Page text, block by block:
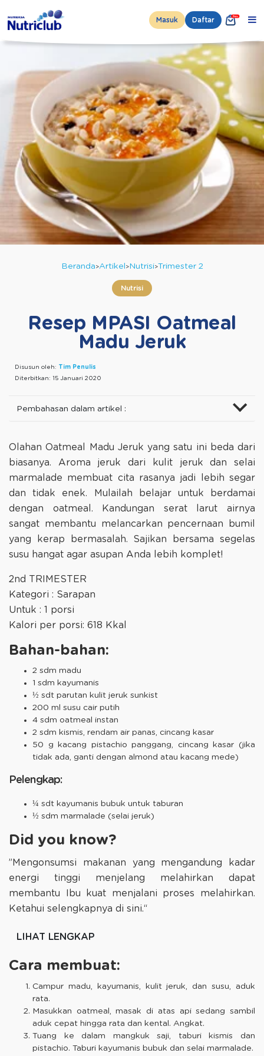
Masuk Daftar
Beranda Artikel Nutrisi Trimester 2
Nutrisi
Resep MPASI Oatmeal
Madu Jeruk
Disusun oleh: Tim Penulis
Diterbitkan: 15 Januari 2020
Pembahasan dalam artikel :
Olahan Oatmeal Madu Jeruk yang satu ini beda dari
biasanya. Aroma jeruk dari kulit jeruk dan selai
marmalade membuat cita rasanya jadi lebih segar
dan tidak enek. Mulailah belajar untuk berdamai
dengan oatmeal. Kandungan serat larut airnya
sangat membantu melancarkan pencernaan bumil
yang kerap bermasalah. Sajikan bersama segelas
susu hangat agar asupan Anda lebih komplet!
2nd TRIMESTER
Kategori : Sarapan
Untuk : 1 porsi
Kalori per porsi: 618 Kkal
Bahan-bahan:
2 sdm madu
1 sdm kayumanis
½ sdt parutan kulit jeruk sunkist
200 ml susu cair putih
4 sdm oatmeal instan
2 sdm kismis, rendam air panas, cincang kasar
50 g kacang pistachio panggang, cincang kasar (jika
tidak ada, ganti dengan almond atau kacang mede)
Pelengkap:
¼ sdt kayumanis bubuk untuk taburan
½ sdm marmalade (selai jeruk)
Did you know?
”Mengonsumsi makanan yang mengandung kadar
energi tinggi menjelang melahirkan dapat
membantu Ibu kuat menjalani proses melahirkan.
Ketahui selengkapnya di sini.“
LIHAT LENGKAP
Cara membuat:
Campur madu, kayumanis, kulit jeruk, dan susu, aduk
rata.
Masukkan oatmeal, masak di atas api sedang sambil
aduk cepat hingga rata dan kental. Angkat.
Tuang ke dalam mangkuk saji, taburi kismis dan
pistachio. Taburi kayumanis bubuk dan selai marmalade.